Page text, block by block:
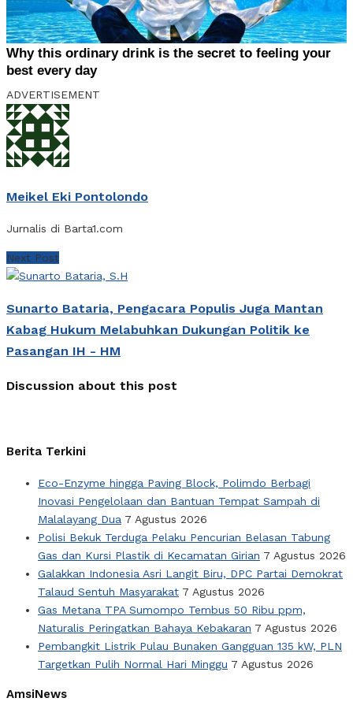
ADVERTISEMENT
Meikel Eki Pontolondo
Jurnalis di Barta1.com
Next Post
Sunarto Bataria, Pengacara Populis Juga Mantan
Kabag Hukum Melabuhkan Dukungan Politik ke
Pasangan IH - HM
Discussion about this post
Berita Terkini
Eco-Enzyme hingga Paving Block, Polimdo Berbagi
Inovasi Pengelolaan dan Bantuan Tempat Sampah di
Malalayang Dua 7 Agustus 2026
Polisi Bekuk Terduga Pelaku Pencurian Belasan Tabung
Gas dan Kursi Plastik di Kecamatan Girian 7 Agustus 2026
Galakkan Indonesia Asri Langit Biru, DPC Partai Demokrat
Talaud Sentuh Masyarakat 7 Agustus 2026
Gas Metana TPA Sumompo Tembus 50 Ribu ppm,
Naturalis Peringatkan Bahaya Kebakaran 7 Agustus 2026
Pembangkit Listrik Pulau Bunaken Gangguan 135 kW, PLN
Targetkan Pulih Normal Hari Minggu 7 Agustus 2026
AmsiNews